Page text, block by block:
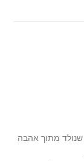
מתוך אהבה